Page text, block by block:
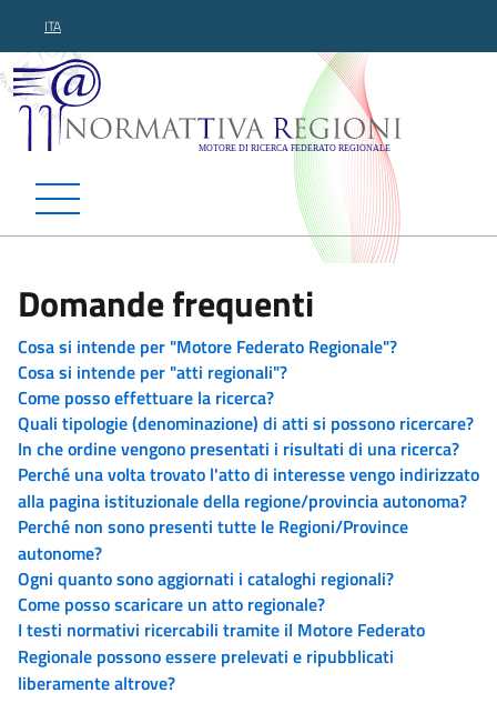
ITA
Normattiva Regioni -
Domande frequenti
Cosa si intende per "Motore Federato Regionale"?
Cosa si intende per "atti regionali"?
Come posso effettuare la ricerca?
Quali tipologie (denominazione) di atti si possono ricercare?
In che ordine vengono presentati i risultati di una ricerca?
Perché una volta trovato l'atto di interesse vengo indirizzato
alla pagina istituzionale della regione/provincia autonoma?
Perché non sono presenti tutte le Regioni/Province
autonome?
Ogni quanto sono aggiornati i cataloghi regionali?
Come posso scaricare un atto regionale?
I testi normativi ricercabili tramite il Motore Federato
Regionale possono essere prelevati e ripubblicati
liberamente altrove?